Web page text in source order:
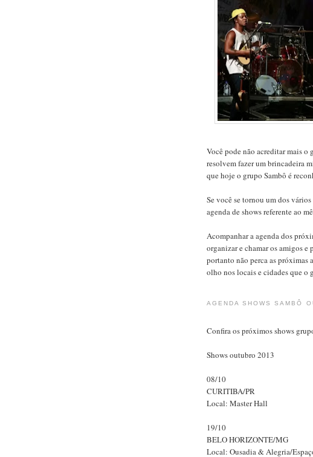
Você pode não acreditar mais
resolvem fazer um brincadeira
que hoje o grupo Sambô é
Se você se tornou um dos
agenda de shows referente ao
Acompanhar a agenda dos
organizar e chamar os amigos e
portanto não perca as próximas
olho nos locais e cidades que o
AGENDA SHOWS SAMBÔ
Confira os próximos shows
Shows outubro 2013
08/10
CURITIBA/PR
Local: Master Hall
19/10
BELO HORIZONTE/MG
Local: Ousadia & Alegria/